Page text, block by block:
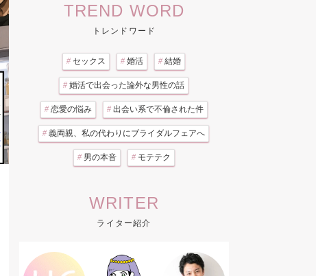
TREND WORD
トレンドワード
# セックス # 婚活 # 結婚
# 婚活で出会った論外な男性の話
# 恋愛の悩み # 出会い系で不倫された件
# 義両親、私の代わりにブライダルフェアへ
# 男の本音 # モテテク
WRITER
ライター紹介